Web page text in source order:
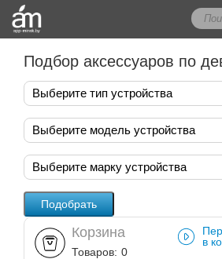
Подбор аксессуаров по
Выберите тип устройства
Выберите модель устройства
Выберите марку устройства
Корзина
Товаров: 0
в